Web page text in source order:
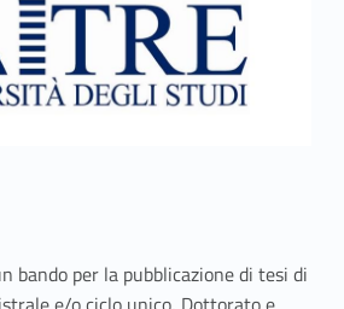
bando per la pubblicazione di tesi di